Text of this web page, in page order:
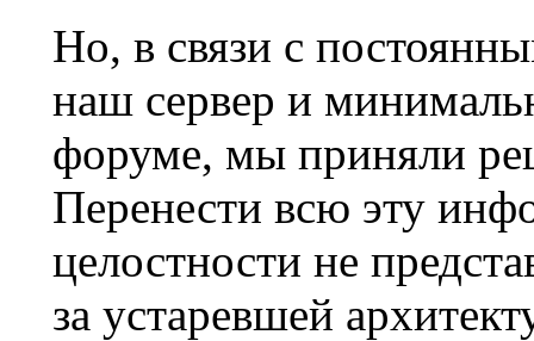
Но, в связи с
наш сервер и
форуме, мы приняли
Перенести всю эту
целостности не
за устаревшей